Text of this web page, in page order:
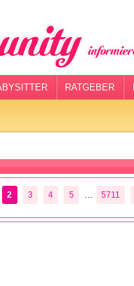
RATGEBER
2 3 4 5 5711